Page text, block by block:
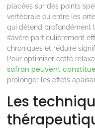
placées sur des points
vertébrale ou entre les
qui détend profondément
s’avère particulièrement
chroniques et réduire
Pour optimiser cette
safran peuvent
prolonger les effets
Les